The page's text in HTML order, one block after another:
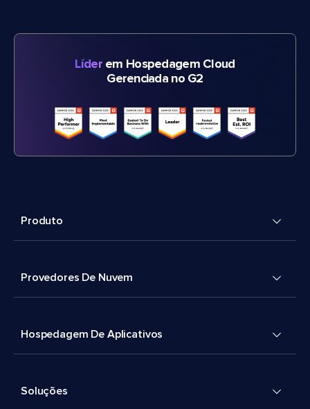
Líderem Hospedagem Cloud
Gerenciada no G2
Produto
Provedores De Nuvem
Hospedagem De Aplicativos
Soluções